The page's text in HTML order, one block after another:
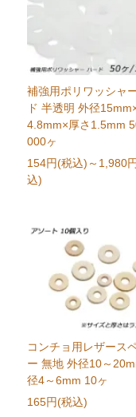
補強用ポリワッシャ
ド 半透明 外径
4.8mm×厚さ1.5mm
000ヶ
154円(税込) ～1,980
込)
コンチョ用レザース
ー 無地 外径10～
径4～6mm 10ヶ
165円(税込)